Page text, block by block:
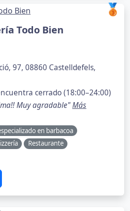
🥉
Todo Bien
97, 08860 Castelldefels,
cerrado (18:00–24:00)
Muy agradable"Más
en barbacoa
Restaurante